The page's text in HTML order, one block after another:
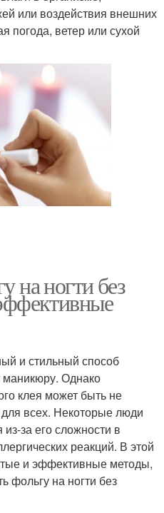
или воздействия внешних
погода, ветер или сухой
на ногти без
и стильный способ
Однако
клея может быть не
всех. Некоторые люди
за его сложности в
реакций. В этой
и эффективные методы,
фольгу на ногти без